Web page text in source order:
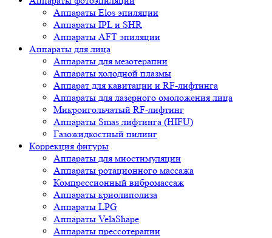
Аппараты Elos эпиляции
Аппараты IPL и SHR
Аппараты AFT эпиляции
Аппараты для лица
Аппараты для мезотерапии
Аппараты холодной плазмы
Аппарат для кавитации и RF-лифтинга
Аппараты для лазерного омоложения лица
Микроигольчатый RF-лифтинг
Аппараты Smas лифтинга (HIFU)
Газожидкостный пилинг
Коррекция фигуры
Аппараты для миостимуляции
Аппараты ротационного массажа
Компрессионный вибромассаж
Аппараты криолиполиза
Аппараты LPG
Аппараты VelaShape
Аппараты прессотерапии